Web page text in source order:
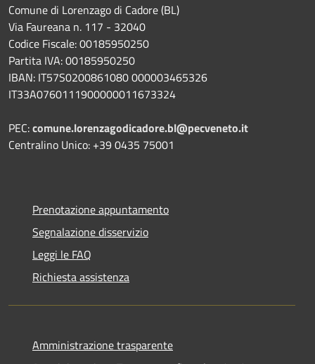
Comune di Lorenzago di Cadore (BL)
Via Faureana n. 117 - 32040
Codice Fiscale: 00185950250
Partita IVA: 00185950250
IBAN: IT57S0200861080 000003465326
IT33A0760111900000011673324
PEC:comune.lorenzagodicadore.bl@pecveneto.it
Centralino Unico: +39 0435 75001
Prenotazione appuntamento
Segnalazione disservizio
Leggi le FAQ
Richiesta assistenza
Amministrazione trasparente